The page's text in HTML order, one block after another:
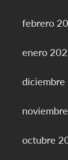
febrero
enero
octubre